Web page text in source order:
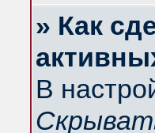
» Как
В